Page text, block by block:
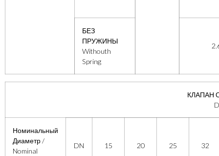
БЕЗ
ПРУЖИНЫ
Withouth
Spring
КЛАПАН
Номинальный
Диаметр /
Nominal
DN 15 20 25 32